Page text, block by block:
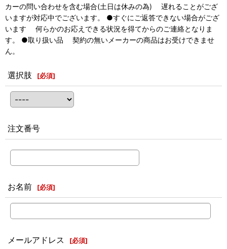
カーの問い合わせを含む場合(土日は休みの為) 遅れることがござ
いますが対応中でございます。 ●すぐにご返答できない場合がござ
います 何らかのお応えできる状況を得てからのご連絡となりま
す。 ●取り扱い品 契約の無いメーカーの商品はお受けできませ
ん。
選択肢 [必須]
注文番号
お名前 [必須]
メールアドレス [必須]